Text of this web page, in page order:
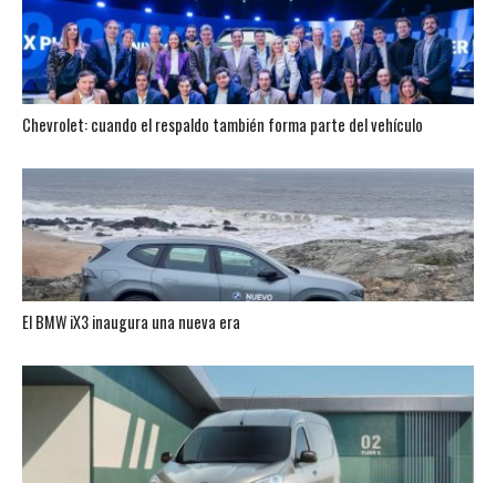
Chevrolet: cuando el respaldo también forma parte del vehículo
El BMW iX3 inaugura una nueva era